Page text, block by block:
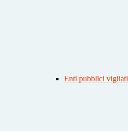
Enti pubblici vigilati